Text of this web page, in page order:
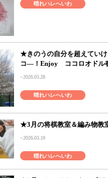
晴れハレへいわ
★きのうの自分を超えてい
コ―！Enjoy ココロオドル
2026.03.28
晴れハレへいわ
★3月の将棋教室＆編み物教
2026.03.19
晴れハレへいわ